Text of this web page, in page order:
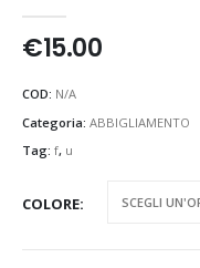
€15.00
COD: N/A
Categoria: ABBIGLIAMENTO
Tag: f, u
COLORE